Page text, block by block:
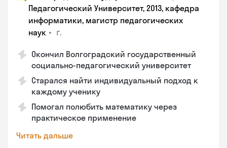
Педагогический Университет, 2013, кафедра
информатики, магистр педагогических
наук • г.
Окончил Волгоградский государственный
социально-педагогический университет
Старался найти индивидуальный подход к
каждому ученику
Помогал полюбить математику через
практическое применение
Читать дальше